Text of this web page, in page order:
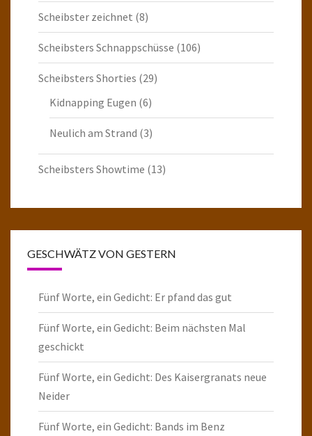
Scheibster zeichnet (8)
Scheibsters Schnappschüsse (106)
Scheibsters Shorties (29)
Kidnapping Eugen (6)
Neulich am Strand (3)
Scheibsters Showtime (13)
GESCHWÄTZ VON GESTERN
Fünf Worte, ein Gedicht: Er pfand das gut
Fünf Worte, ein Gedicht: Beim nächsten Mal
geschickt
Fünf Worte, ein Gedicht: Des Kaisergranats neue
Neider
Fünf Worte, ein Gedicht: Bands im Benz